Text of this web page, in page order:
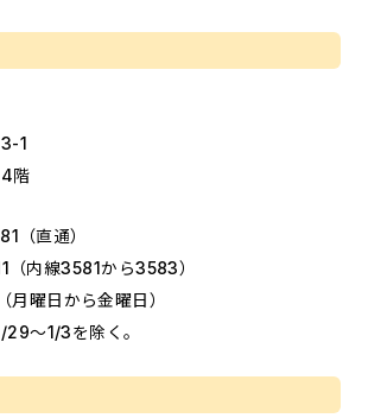
1
階
（直通）
（内線3581から3583）
月曜日から金曜日）
～1/3を除く。